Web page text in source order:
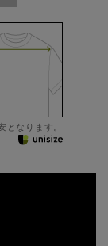
なります。